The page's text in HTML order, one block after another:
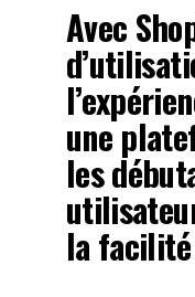
Avec
une
les
la